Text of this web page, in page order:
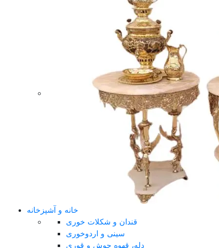
خانه و آشپزخانه
قندان و شکلات خوری
سینی و اردوخوری
دله، قهوه جوش و قوری